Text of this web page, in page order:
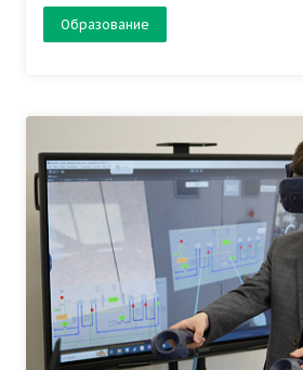
Образование